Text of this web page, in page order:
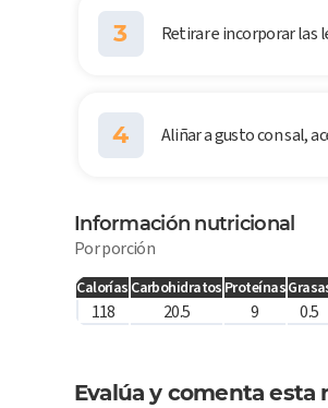
3 Retirar e incorporar las
4 Aliñar a gusto con sal,
Información nutricional
Por porción
Calorías Carbohidratos Proteínas
118 20.5 9 0.5
Evalúa y comenta esta